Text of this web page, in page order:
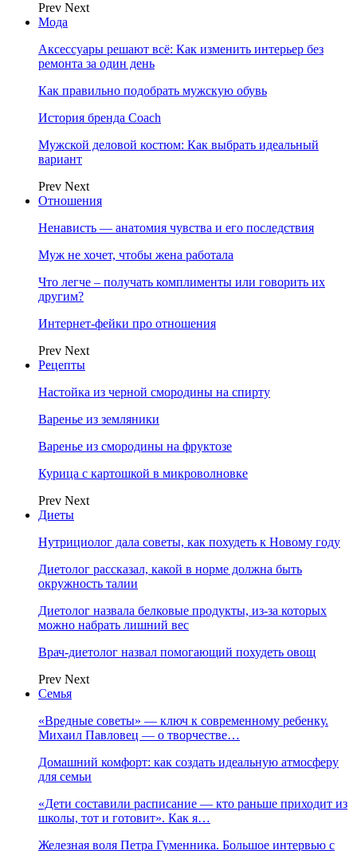
Prev Next
Мода
Аксессуары решают всё: Как изменить интерьер без
ремонта за один день
Как правильно подобрать мужскую обувь
История бренда Coach
Мужской деловой костюм: Как выбрать идеальный
вариант
Prev Next
Отношения
Ненависть — анатомия чувства и его последствия
Муж не хочет, чтобы жена работала
Что легче – получать комплименты или говорить их
другим?
Интернет-фейки про отношения
Prev Next
Рецепты
Настойка из черной смородины на спирту
Варенье из земляники
Варенье из смородины на фруктозе
Курица с картошкой в микроволновке
Prev Next
Диеты
Нутрициолог дала советы, как похудеть к Новому году
Диетолог рассказал, какой в норме должна быть
окружность талии
Диетолог назвала белковые продукты, из-за которых
можно набрать лишний вес
Врач-диетолог назвал помогающий похудеть овощ
Prev Next
Семья
«Вредные советы» — ключ к современному ребенку.
Михаил Павловец — о творчестве…
Домашний комфорт: как создать идеальную атмосферу
для семьи
«Дети составили расписание — кто раньше приходит из
школы, тот и готовит». Как я…
Железная воля Петра Гуменника. Большое интервью с